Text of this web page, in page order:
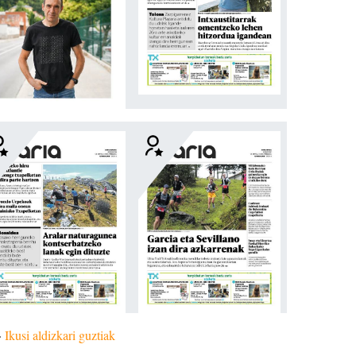
Ikusi aldizkari guztiak